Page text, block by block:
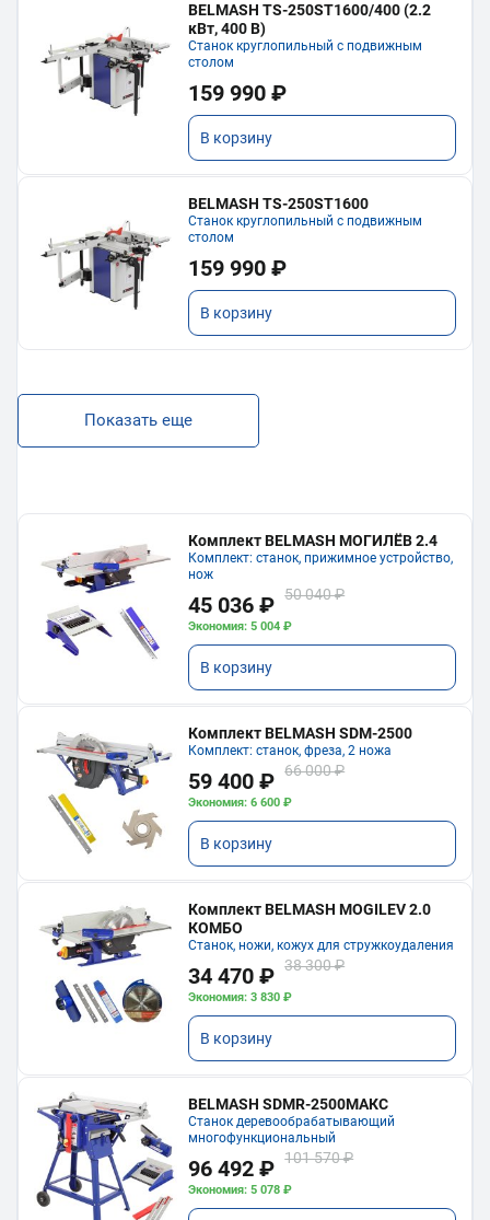
BELMASH TS-250ST1600/400 (2.2
кВт, 400 В)
Станок круглопильный с подвижным
столом
159 990 ₽
В корзину
BELMASH TS-250ST1600
Станок круглопильный с подвижным
столом
159 990 ₽
В корзину
Показать еще
Комплект BELMASH МОГИЛЁВ 2.4
Комплект: станок, прижимное устройство,
нож
45 036 ₽ 50 040 ₽
Экономия: 5 004 ₽
В корзину
Комплект BELMASH SDM-2500
Комплект: станок, фреза, 2 ножа
59 400 ₽ 66 000 ₽
Экономия: 6 600 ₽
В корзину
Комплект BELMASH MOGILEV 2.0
КОМБО
Станок, ножи, кожух для стружкоудаления
34 470 ₽ 38 300 ₽
Экономия: 3 830 ₽
В корзину
BELMASH SDMR-2500МАКС
Станок деревообрабатывающий
многофункциональный
96 492 ₽ 101 570 ₽
Экономия: 5 078 ₽